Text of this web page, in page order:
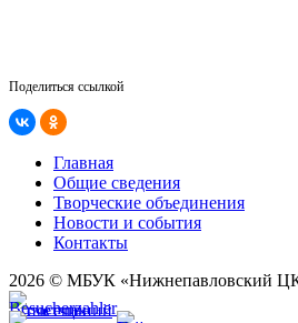
Поделиться ссылкой
Главная
Общие сведения
Творческие объединения
Новости и события
Контакты
2026 © МБУК «Нижнепавловский